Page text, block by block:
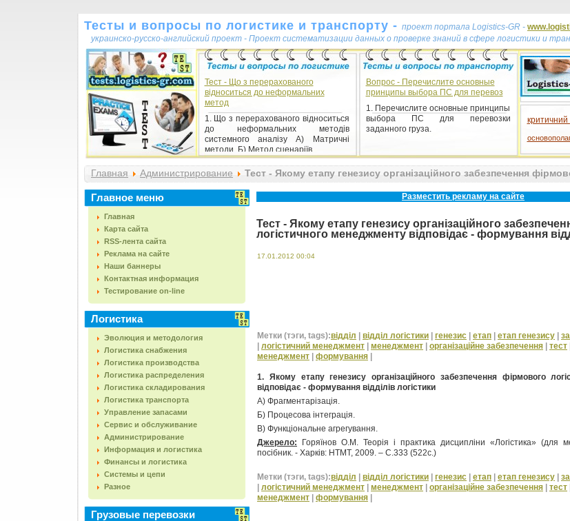
Тесты и вопросы по логистике и транспорту - проект портала Logistics-GR -
украинско-русско-английский проект - Проект систематизации данных о проверке знаний в сфере логистики и
Тест - Що з перерахованого
відноситься до неформальних
метод
1. Що з перерахованого відноситься
до неформальних методів
системного аналізу А) Матричні
методи. Б) Метод сценаріїв. ...
Вопрос - Перечислите основные
принципы выбора ПС для перевоз
1. Перечислите основные принципы
выбора ПС для перевозки
заданного груза.
критичний
тест
Главная Администрирование
Тест - Якому етапу генезису організаційного забезпечення
формування відділів логістики
Главное меню
Главная
Карта сайта
RSS-лента сайта
Реклама на сайте
Наши баннеры
Контактная информация
Тестирование on-line
Логистика
Эволюция и методология
Логистика снабжения
Логистика производства
Логистика распределения
Логистика складирования
Логистика транспорта
Управление запасами
Сервис и обслуживание
Администрирование
Информация и логистика
Финансы и логистика
Системы и цепи
Разное
Грузовые перевозки
Разместить рекламу на сайте
Тест - Якому етапу генезису організаційного
логістичного менеджменту відповідає - формування
17.01.2012 00:04
Метки (тэги, tags):відділ відділ логістики генезис етап етап генезису
логістичний менеджмент менеджмент організаційне забезпечення тест
менеджмент
формування
1. Якому етапу генезису організаційного забезпечення фірмового
відповідає - формування відділів логістики
А) Фрагментарізація.
Б) Процесова інтеграція.
В) Функціональне агрегування.
Джерело: Горяїнов О.М. Теорія і практика дисципліни «Логістика» (для
посібник. - Харків: НТМТ, 2009. – С.333 (522с.)
Метки (тэги, tags):відділ відділ логістики генезис етап етап генезису
логістичний менеджмент менеджмент організаційне забезпечення тест
менеджмент
формування